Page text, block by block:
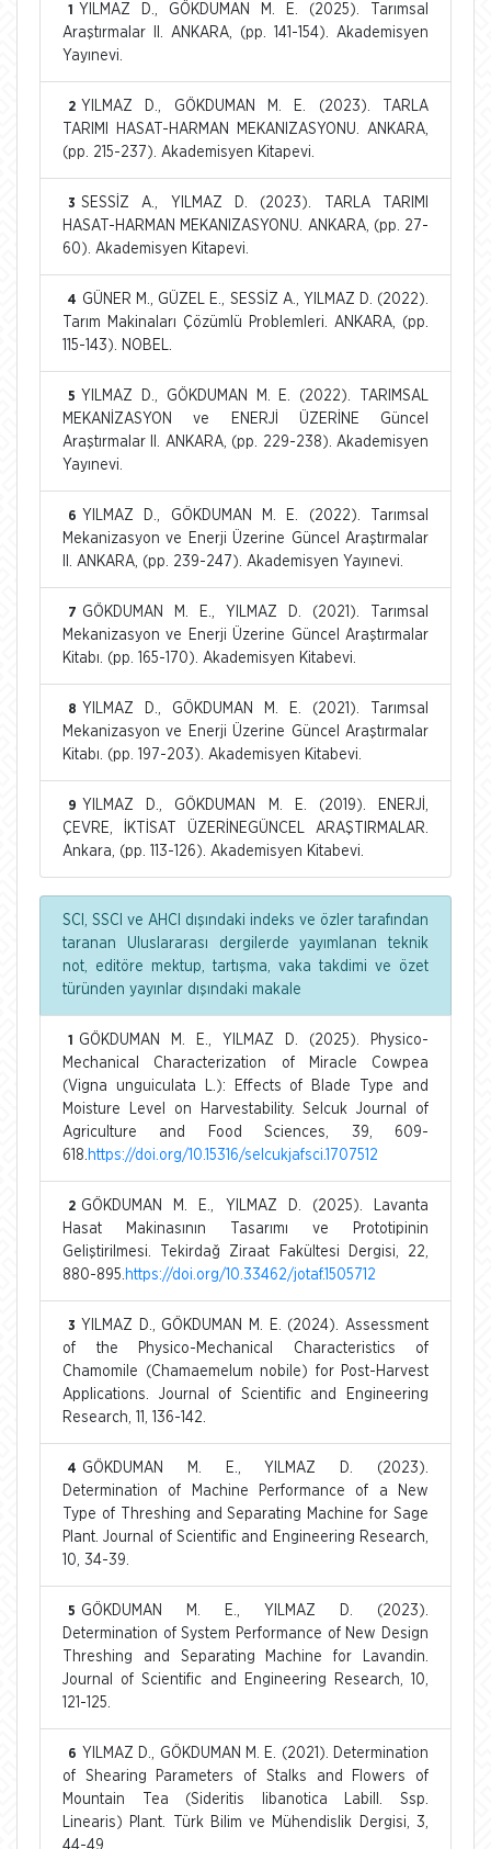
1
YILMAZ D., GÖKDUMAN M. E. (2025). Tarımsal
Araştırmalar II. ANKARA, (pp. 141-154). Akademisyen
Yayınevi.
2 YILMAZ D., GÖKDUMAN M. E. (2023). TARLA
TARIMI HASAT-HARMAN MEKANIZASYONU. ANKARA,
(pp. 215-237). Akademisyen Kitapevi.
3 SESSİZ A., YILMAZ D. (2023). TARLA TARIMI
HASAT-HARMAN MEKANIZASYONU. ANKARA, (pp. 27-
60). Akademisyen Kitapevi.
4 GÜNER M., GÜZEL E., SESSİZ A., YILMAZ D. (2022).
Tarım Makinaları Çözümlü Problemleri. ANKARA, (pp.
115-143). NOBEL.
5 YILMAZ D., GÖKDUMAN M. E. (2022). TARIMSAL
MEKANİZASYON ve ENERJİ ÜZERİNE Güncel
Araştırmalar II. ANKARA, (pp. 229-238). Akademisyen
Yayınevi.
6 YILMAZ D., GÖKDUMAN M. E. (2022). Tarımsal
Mekanizasyon ve Enerji Üzerine Güncel Araştırmalar
II. ANKARA, (pp. 239-247). Akademisyen Yayınevi.
7 GÖKDUMAN M. E., YILMAZ D. (2021). Tarımsal
Mekanizasyon ve Enerji Üzerine Güncel Araştırmalar
Kitabı. (pp. 165-170). Akademisyen Kitabevi.
8 YILMAZ D., GÖKDUMAN M. E. (2021). Tarımsal
Mekanizasyon ve Enerji Üzerine Güncel Araştırmalar
Kitabı. (pp. 197-203). Akademisyen Kitabevi.
9 YILMAZ D., GÖKDUMAN M. E. (2019). ENERJİ,
ÇEVRE, İKTİSAT ÜZERİNEGÜNCEL ARAŞTIRMALAR.
Ankara, (pp. 113-126). Akademisyen Kitabevi.
SCI, SSCI ve AHCI dışındaki indeks ve özler tarafından
taranan Uluslararası dergilerde yayımlanan teknik
not, editöre mektup, tartışma, vaka takdimi ve özet
türünden yayınlar dışındaki makale
1
GÖKDUMAN M. E., YILMAZ D. (2025). Physico-
Mechanical Characterization of Miracle Cowpea
(Vigna unguiculata L.): Effects of Blade Type and
Moisture Level on Harvestability. Selcuk Journal of
Agriculture and Food Sciences, 39, 609-
618. https://doi.org/10.15316/selcukjafsci.1707512
2 GÖKDUMAN M. E., YILMAZ D. (2025). Lavanta
Hasat Makinasının Tasarımı ve Prototipinin
Geliştirilmesi. Tekirdağ Ziraat Fakültesi Dergisi, 22,
880-895. https://doi.org/10.33462/jotaf.1505712
3 YILMAZ D., GÖKDUMAN M. E. (2024). Assessment
of the Physico-Mechanical Characteristics of
Chamomile (Chamaemelum nobile) for Post-Harvest
Applications. Journal of Scientific and Engineering
Research, 11, 136-142.
4 GÖKDUMAN M. E., YILMAZ D. (2023).
Determination of Machine Performance of a New
Type of Threshing and Separating Machine for Sage
Plant. Journal of Scientific and Engineering Research,
10, 34-39.
5 GÖKDUMAN M. E., YILMAZ D. (2023).
Determination of System Performance of New Design
Threshing and Separating Machine for Lavandin.
Journal of Scientific and Engineering Research, 10,
121-125.
6 YILMAZ D., GÖKDUMAN M. E. (2021). Determination
of Shearing Parameters of Stalks and Flowers of
Mountain Tea (Sideritis libanotica Labill. Ssp.
Linearis) Plant. Türk Bilim ve Mühendislik Dergisi, 3,
44-49.